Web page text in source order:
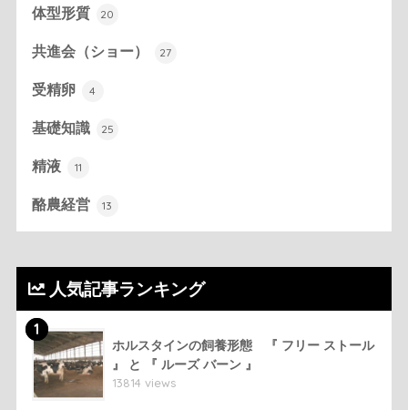
体型形質 20
共進会（ショー） 27
受精卵 4
基礎知識 25
精液 11
酪農経営 13
人気記事ランキング
1
ホルスタインの飼養形態 『 フリー ストール
』 と 『 ルーズ バーン 』
13814 views